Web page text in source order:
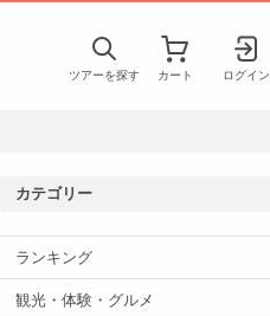
ツアーを探す カート ログイン
カテゴリー
ランキング
観光・体験・グルメ